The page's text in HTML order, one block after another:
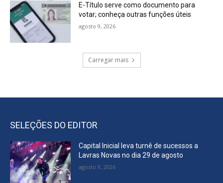
E-Título serve como documento para
votar; conheça outras funções úteis
agosto 9, 2026
Carregar mais
SELEÇÕES DO EDITOR
Capital Inicial leva turnê de sucessos a
Lavras Novas no dia 29 de agosto
agosto 9, 2026